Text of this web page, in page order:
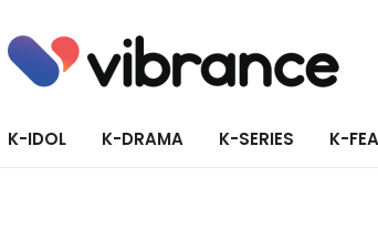
K-IDOL K-DRAMA K-SERIES K-